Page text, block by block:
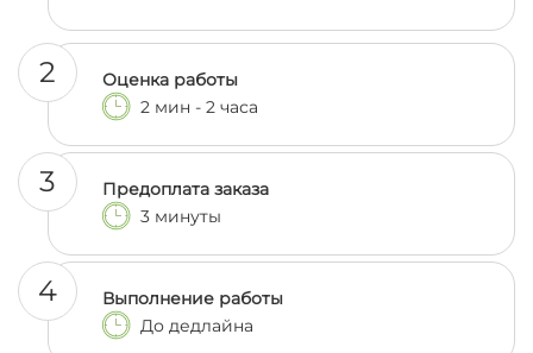
2
Оценка работы
2 мин - 2 часа
3
Предоплата заказа
3 минуты
4
Выполнение работы
До дедлайна